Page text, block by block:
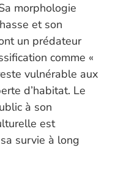
morphologie
et son
un prédateur
comme «
vulnérable aux
d’habitat. Le
à son
est
survie à long